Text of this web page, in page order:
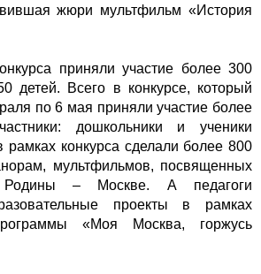
жюри мультфильм «История
приняли участие более 300
детей. Всего в конкурсе, который
по 6 мая приняли участие более
дошкольники и ученики
рамках конкурса сделали более 800
мультфильмов, посвященных
– Москве. А педагоги
проекты в рамках
«Моя Москва, горжусь